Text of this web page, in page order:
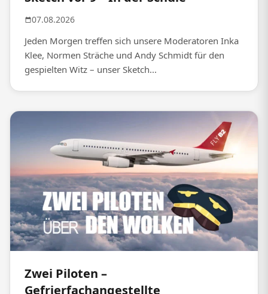
07.08.2026
Jeden Morgen treffen sich unsere Moderatoren Inka
Klee, Normen Sträche und Andy Schmidt für den
gespielten Witz – unser Sketch...
Zwei Piloten –
Gefrierfachangestellte